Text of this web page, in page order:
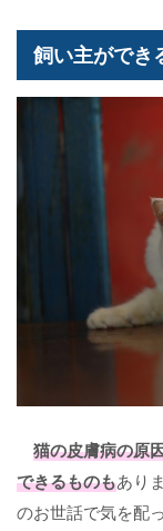
飼い主ができ
猫の皮膚病の原
できるものもあり
のお世話で気を配